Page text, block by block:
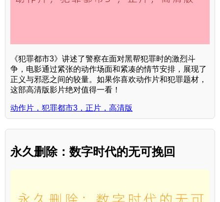
《犯罪都市3》讲述了警察在面对黑帮犯罪时的激烈斗
争，电影通过紧张的动作场面和紧凑的情节安排，展现了
正义与邪恶之间的较量。如果你喜欢动作片和犯罪题材，
这部高清版影片绝对值得一看！
动作片，犯罪都市3，正片，高清版
永久删除：数字时代的无可挽回